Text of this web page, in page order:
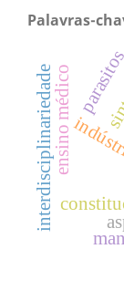
Palavras-
interdisciplinariedadeensino médico